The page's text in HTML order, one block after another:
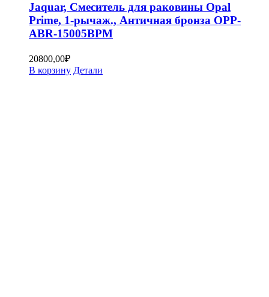
Jaquar, Смеситель для раковины Opal
Prime, 1-рычаж., Античная бронза OPP-
ABR-15005BPM
20800,00₽
В корзину Детали